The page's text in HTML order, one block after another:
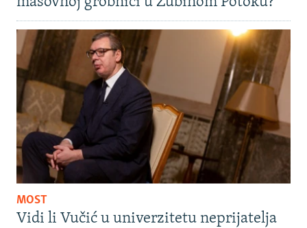
MOST
Vidi li Vučić u univerzitetu neprijatelja